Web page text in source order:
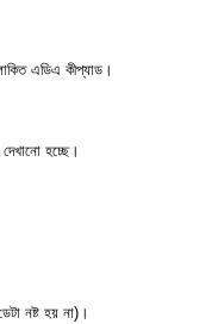
এডিএ কীপ্যাড।
হচ্ছে।
নষ্ট হয় না)।